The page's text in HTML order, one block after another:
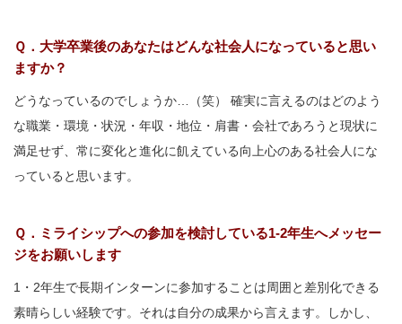
Ｑ．大学卒業後のあなたはどんな社会人になっていると思い
ますか？
どうなっているのでしょうか…（笑） 確実に言えるのはどのよう
な職業・環境・状況・年収・地位・肩書・会社であろうと現状に
満足せず、常に変化と進化に飢えている向上心のある社会人にな
っていると思います。
Ｑ．ミライシップへの参加を検討している1-2年生へメッセー
ジをお願いします
1・2年生で長期インターンに参加することは周囲と差別化できる
素晴らしい経験です。それは自分の成果から言えます。しかし、